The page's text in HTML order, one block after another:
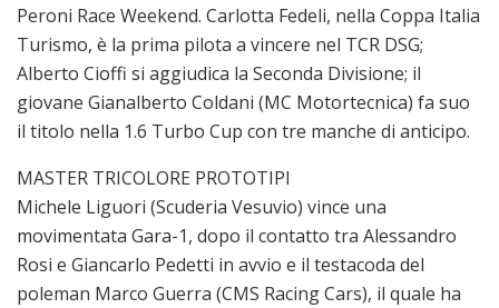
Peroni Race Weekend. Carlotta Fedeli, nella Coppa Italia
Turismo, è la prima pilota a vincere nel TCR DSG;
Alberto Cioffi si aggiudica la Seconda Divisione; il
giovane Gianalberto Coldani (MC Motortecnica) fa suo
il titolo nella 1.6 Turbo Cup con tre manche di anticipo.
MASTER TRICOLORE PROTOTIPI
Michele Liguori (Scuderia Vesuvio) vince una
movimentata Gara-1, dopo il contatto tra Alessandro
Rosi e Giancarlo Pedetti in avvio e il testacoda del
poleman Marco Guerra (CMS Racing Cars), il quale ha